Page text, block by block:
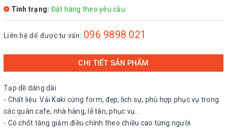
Tình trạng: Đặt hàng theo yêu cầu
Liên hệ để được tư vấn: 096 9898 021
CHI TIẾT SẢN PHẨM
Tạp dề dáng dài
- Chất liệu: Vải Kaki cứng form, đẹp, lịch sự, phù hợp phục vụ trong
các quán cafe, nhà hàng, lễ tân, phục vụ...
- Có chốt tăng giảm điều chỉnh theo chiều cao từng người